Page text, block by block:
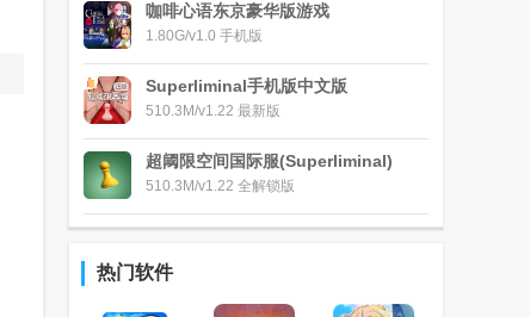
咖啡心语东京豪华版游戏
1.80G/v1.0 手机版
Superliminal手机版中文版
510.3M/v1.22 最新版
超阈限空间国际服(Superliminal)
510.3M/v1.22 全解锁版
热门软件